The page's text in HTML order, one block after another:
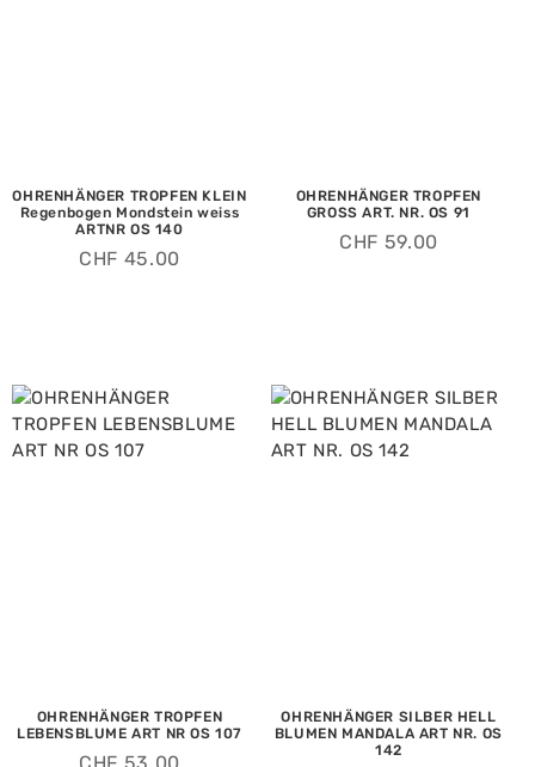
OHRENHÄNGER TROPFEN KLEIN
Regenbogen Mondstein weiss
ARTNR OS 140
CHF 45.00
OHRENHÄNGER TROPFEN
GROSS ART. NR. OS 91
CHF 59.00
OHRENHÄNGER TROPFEN
LEBENSBLUME ART NR OS 107
OHRENHÄNGER SILBER HELL
BLUMEN MANDALA ART NR. OS
142